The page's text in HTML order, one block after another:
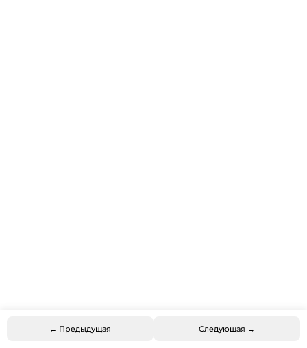
← Предыдущая Следующая →